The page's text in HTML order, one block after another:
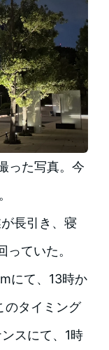
った写真。今
長引き、寝
ていた。
にて、13時か
のタイミング
スにて、1時